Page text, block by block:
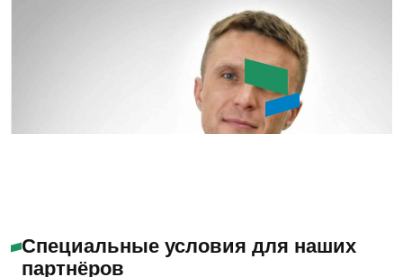
Специальные условия для наших
партнёров